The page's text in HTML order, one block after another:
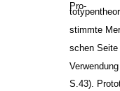
Pro-
stimmte
schen
S.43).